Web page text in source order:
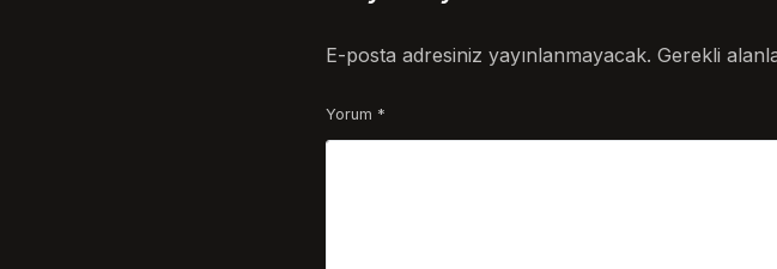
E-posta adresiniz yayınlanmayacak. Gerekli
Yorum *